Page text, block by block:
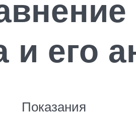
его
Показания